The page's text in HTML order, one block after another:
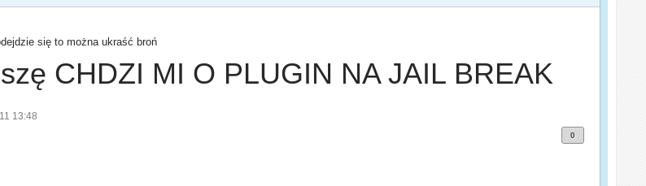
się to można ukraść broń
CHDZI MI O PLUGIN NA JAIL BREAK
13:48
0